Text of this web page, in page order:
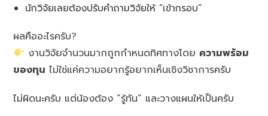
นักวิจัยเลยต้องปรับคำถามวิจัยให้ “เข้ากรอบ”
ผลคืออะไรครับ?
งานวิจัยจำนวนมากถูกกำหนดทิศทางโดย ความพร้อม
ของทุน ไม่ใช่แค่ความอยากรู้อยากเห็นเชิงวิชาการครับ
ไม่ผิดนะครับ แต่น้องต้อง “รู้ทัน” และวางแผนให้เป็นครับ